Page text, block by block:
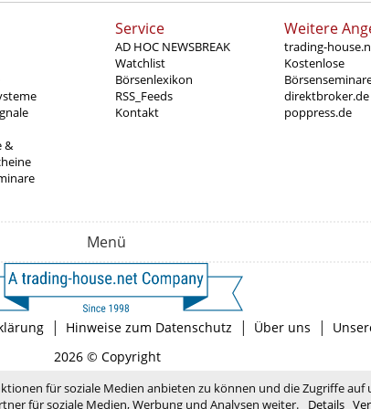
&
Service
AD HOC NEWSBREAK
Watchlist
Börsenlexikon
RSS_Feeds
Kontakt
Weitere
trading-
Kostenlose
direktbroker.de
poppress.de
Menü
| Hinweise zum Datenschutz | Über uns |
2026 © Copyright
für soziale Medien anbieten zu können und die Zugriffe auf
für soziale Medien, Werbung und Analysen weiter.
Details